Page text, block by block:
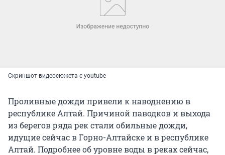
Скриншот видеосюжета с youtube
Проливные дожди привели к наводнению в
республике Алтай. Причиной паводков и выхода
из берегов ряда рек стали обильные дожди,
идущие сейчас в Горно-Алтайске и в республике
Алтай. Подробнее об уровне воды в реках сейчас,